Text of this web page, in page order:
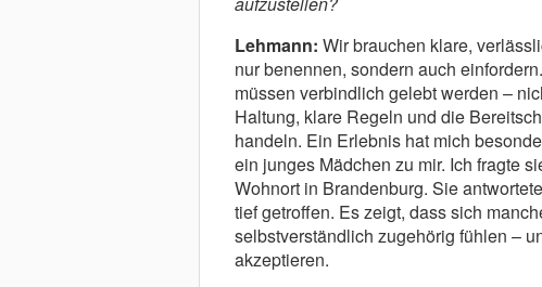
Lehmann: Wir brauchen klare,
nur benennen, sondern auch
müssen verbindlich gelebt werden –
Haltung, klare Regeln und die
handeln. Ein Erlebnis hat mich
ein junges Mädchen zu mir. Ich fragte
Wohnort in Brandenburg. Sie
tief getroffen. Es zeigt, dass sich
selbstverständlich zugehörig fühlen –
akzeptieren.